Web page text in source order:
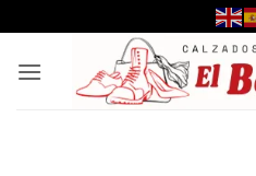
al
contenido